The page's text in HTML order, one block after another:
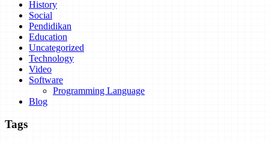
History
Social
Pendidikan
Education
Uncategorized
Technology
Video
Software
Programming Language
Blog
Tags